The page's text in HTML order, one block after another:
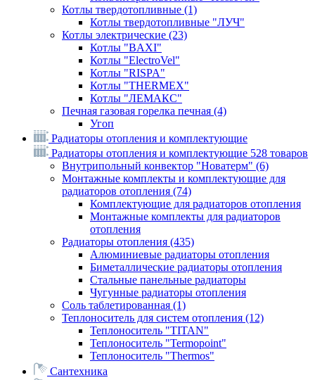
Котлы твердотопливные (1)
Котлы твердотопливные "ЛУЧ"
Котлы электрические (23)
Котлы "BAXI"
Котлы "ElectroVel"
Котлы "RISPA"
Котлы "THERMEX"
Котлы "ЛЕМАКС"
Печная газовая горелка печная (4)
Угоп
Радиаторы отопления и комплектующие
Радиаторы отопления и комплектующие 528 товаров
Внутрипольный конвектор "Новатерм" (6)
Монтажные комплекты и комплектующие для
радиаторов отопления (74)
Комплектующие для радиаторов отопления
Монтажные комплекты для радиаторов
отопления
Радиаторы отопления (435)
Алюминиевые радиаторы отопления
Биметаллические радиаторы отопления
Стальные панельные радиаторы
Чугунные радиаторы отопления
Соль таблетированная (1)
Теплоноситель для систем отопления (12)
Теплоноситель "TITAN"
Теплоноситель "Termopoint"
Теплоноситель "Thermos"
Сантехника